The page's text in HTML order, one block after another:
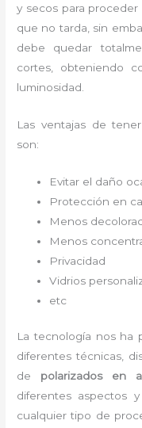
y secos para
que no tarda, sin
debe quedar
cortes, obteniendo
luminosidad.
Las ventajas de
son:
Evitar el daño
Protección en
Menos
Menos
Privacidad
Vidrios
etc
La tecnología nos ha
diferentes técnicas,
de polarizados en
diferentes aspectos
cualquier tipo de